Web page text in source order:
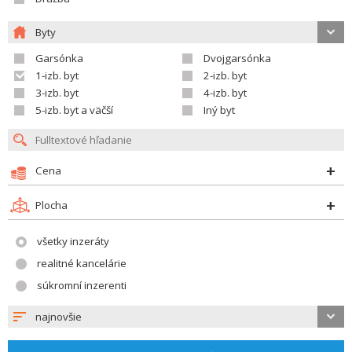
Byty
Garsónka
Dvojgarsónka
1-izb. byt
2-izb. byt
3-izb. byt
4-izb. byt
5-izb. byt a väčší
Iný byt
Cena
Plocha
všetky inzeráty
realitné kancelárie
súkromní inzerenti
najnovšie